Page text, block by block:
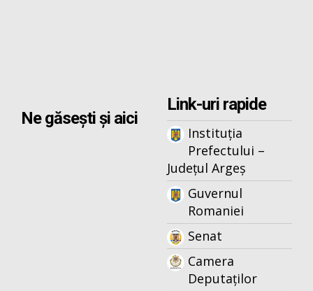
Ne găsești și aici
Link-uri rapide
Instituția
Prefectului –
Județul Argeș
Guvernul
Romaniei
Senat
Camera
Deputaților